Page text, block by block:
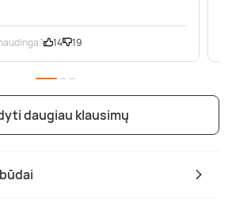
14 19
daugiau klausimų